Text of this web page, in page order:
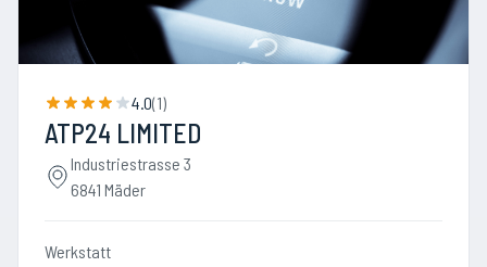
4.0(1)
ATP24 LIMITED
Industriestrasse 3
6841 Mäder
Werkstatt